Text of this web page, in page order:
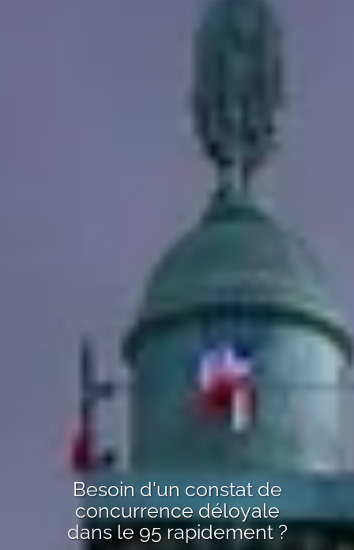
Besoin d'un constat de
concurrence déloyale
dans le 95rapidement ?